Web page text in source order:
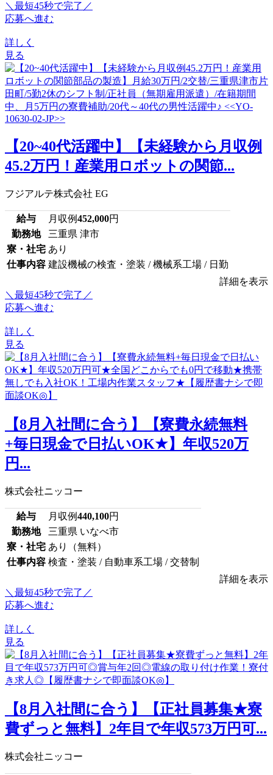
＼最短45秒で完了／
応募へ進む
詳しく
見る
【20~40代活躍中】【未経験から月収例
45.2万円！産業用ロボットの関節...
フジアルテ株式会社 EG
給与 月収例452,000円
勤務地
三重県 津市
寮・社宅 あり
仕事内容 建設機械の検査・塗装 / 機械系工場 / 日勤
詳細を表示
＼最短45秒で完了／
応募へ進む
詳しく
見る
【8月入社間に合う】【寮費永続無料
+毎日現金で日払いOK★】年収520万
円...
株式会社ニッコー
給与 月収例440,100円
勤務地
三重県 いなべ市
寮・社宅 あり（無料）
仕事内容 検査・塗装 / 自動車系工場 / 交替制
詳細を表示
＼最短45秒で完了／
応募へ進む
詳しく
見る
【8月入社間に合う】【正社員募集★寮
費ずっと無料】2年目で年収573万円可...
株式会社ニッコー